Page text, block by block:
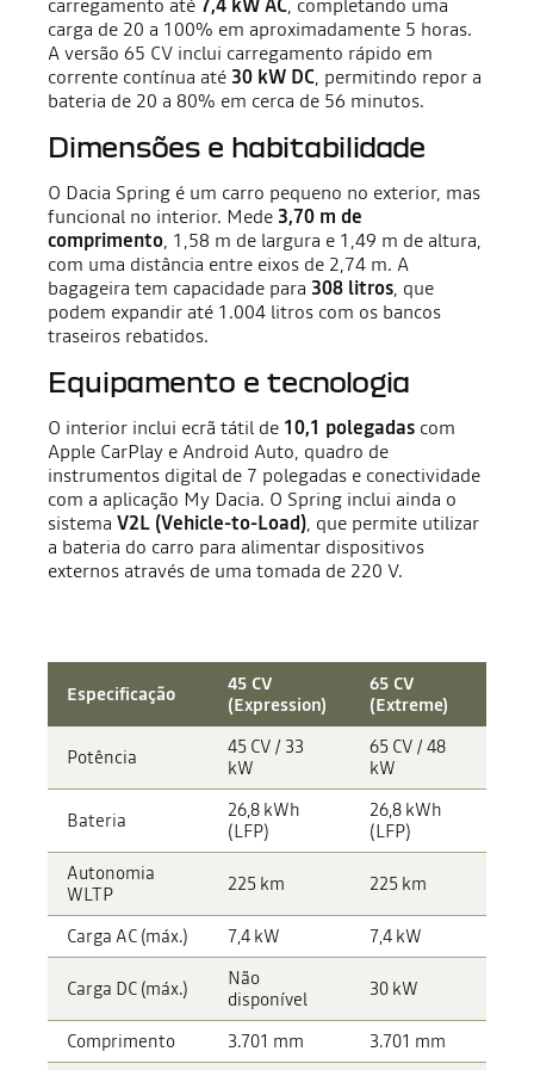
carga de 20 a 100% em aproximadamente 5 horas.
A versão 65 CV inclui carregamento rápido em
corrente contínua até 30 kW DC, permitindo repor a
bateria de 20 a 80% em cerca de 56 minutos.
Dimensões e habitabilidade
O Dacia Spring é um carro pequeno no exterior, mas
funcional no interior. Mede 3,70 m de
comprimento, 1,58 m de largura e 1,49 m de altura,
com uma distância entre eixos de 2,74 m. A
bagageira tem capacidade para 308 litros, que
podem expandir até 1.004 litros com os bancos
traseiros rebatidos.
Equipamento e tecnologia
O interior inclui ecrã tátil de 10,1 polegadas com
Apple CarPlay e Android Auto, quadro de
instrumentos digital de 7 polegadas e conectividade
com a aplicação My Dacia. O Spring inclui ainda o
sistema V2L (Vehicle-to-Load), que permite utilizar
a bateria do carro para alimentar dispositivos
externos através de uma tomada de 220 V.
Especificação
45 CV
(Expression)
65 CV
(Extreme)
Potência
45 CV / 33
kW
65 CV / 48
kW
Bateria
26,8 kWh
(LFP)
26,8 kWh
(LFP)
Autonomia
WLTP
225 km 225 km
Carga AC (máx.) 7,4 kW 7,4 kW
Carga DC (máx.)
Não
disponível
30 kW
Comprimento 3.701 mm 3.701 mm